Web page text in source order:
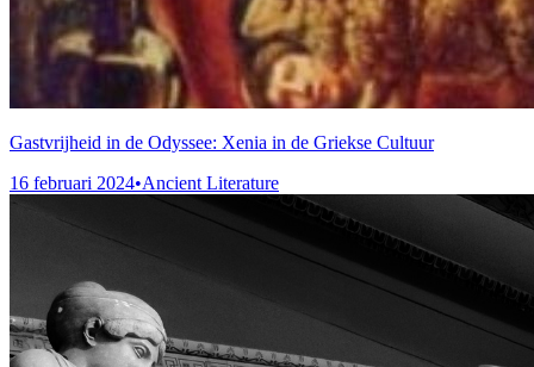
Gastvrijheid in de Odyssee: Xenia in de Griekse Cultuur
16 februari 2024•Ancient Literature